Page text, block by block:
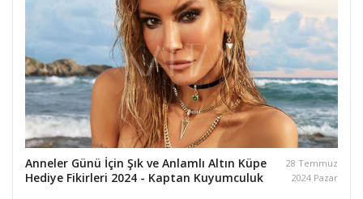
Anneler Günü İçin Şık ve Anlamlı Altın Küpe
Hediye Fikirleri 2024 - Kaptan Kuyumculuk
28 Temmuz
2024 Pazar